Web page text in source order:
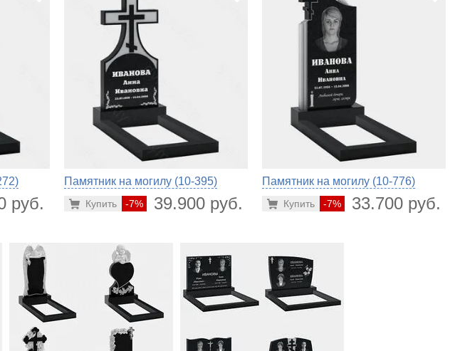
руб.
Памятник на могилу (10-395)
-7% 39.900 руб.
Купить
Памятник на могилу (10-776)
-7% 33.700 руб.
Купить